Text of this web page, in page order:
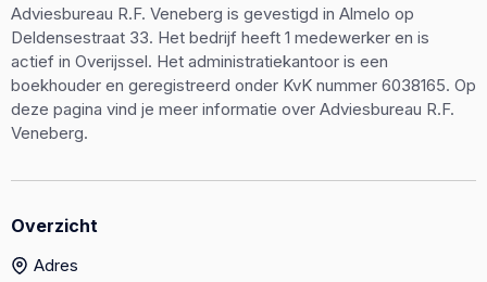
Adviesbureau R.F. Veneberg is gevestigd in Almelo op
Deldensestraat 33. Het bedrijf heeft 1 medewerker en is
actief in Overijssel. Het administratiekantoor is een
boekhouder en geregistreerd onder KvK nummer 6038165. Op
deze pagina vind je meer informatie over Adviesbureau R.F.
Veneberg.
Overzicht
Adres